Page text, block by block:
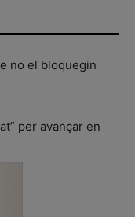
no el bloquegin
per avançar en